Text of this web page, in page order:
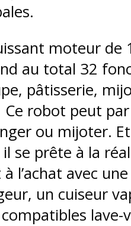
moteur de
au total 32
pâtisserie,
robot peut
ou mijoter.
se prête à la
l’achat avec
un cuiseur
lave-